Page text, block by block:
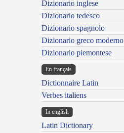
Dizionario inglese
Dizionario tedesco
Dizionario spagnolo
Dizionario greco moderno
Dizionario piemontese
En français
Dictionnaire Latin
Verbes italiens
In english
Latin Dictionary